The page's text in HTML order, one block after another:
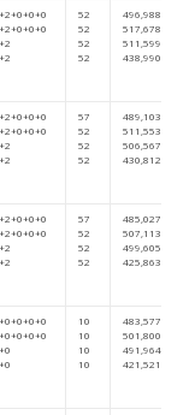
52
52
52
52
496,98857
517,67829
511,59914
438,99031
57
52
52
52
489,10346
511,55315
506,56745
430,81234
57
52
52
52
485,0276
507,11332
499,60509
425,86377
10
10
10
10
483,57769
501,80074
491,96428
421,52199